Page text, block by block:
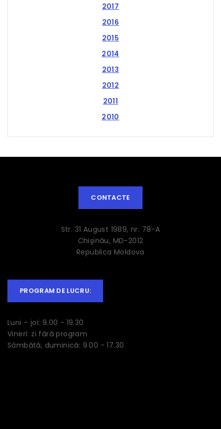
2010
2011
2012
2013
2014
2015
2016
2017
CONTACTE
Str. 31 August 1989, nr. 78-A
Chişinău, MD-2012
Republica Moldova
PROGRAM DE LUCRU:
Luni – joi: 9.00 - 19.30
Vineri: zi fără program
Sâmbătă, duminică: 9.00 - 17.30